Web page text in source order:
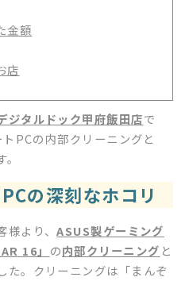
金額
店
ジタルドック甲府飯田店で
PCの内部クリーニングと
の深刻なホコリ
様より、ASUS製ゲーミング
16」 の内部クリーニング と
た。クリーニングは「まんぞ